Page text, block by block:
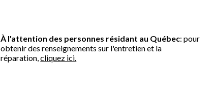
À l'attention des personnes résidant au Québec: pour
obtenir des renseignements sur l'entretien et la
réparation,cliquez ici.